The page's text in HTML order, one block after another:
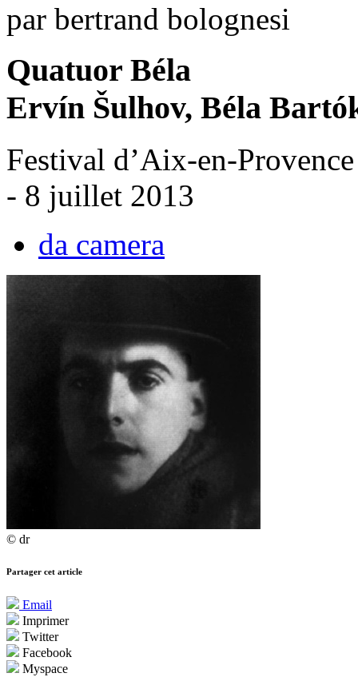
par bertrand bolognesi
Quatuor Béla
Ervín Šulhov, Béla
Festival d’Aix-en-
- 8 juillet 2013
da camera
© dr
Partager cet article
Email
Imprimer
Twitter
Facebook
Myspace